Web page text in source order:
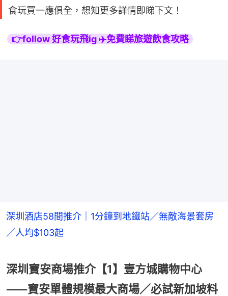
食玩買一應俱全，想知更多詳情即睇下文！
👉follow 好食玩飛ig ✈️免費睇旅遊飲食攻略
深圳酒店58間推介｜1分鐘到地鐵站／無敵海景套房
／人均$103起
深圳寶安商場推介【1】壹方城購物中心
⸺寶安單體規模最大商場／必試新加坡料